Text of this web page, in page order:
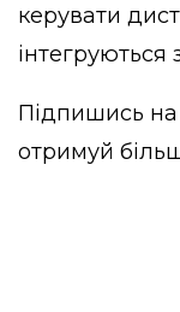
керувати
Підпишись на
отримуй